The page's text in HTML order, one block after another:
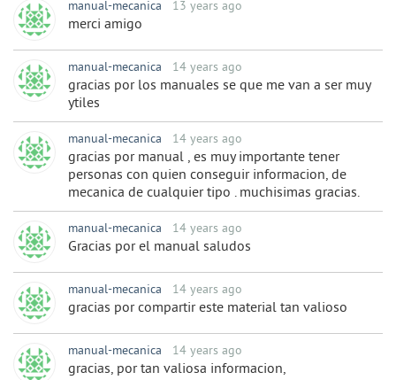
manual-mecanica 13 years ago
merci amigo
manual-mecanica 14 years ago
gracias por los manuales se que me van a ser muy
ytiles
manual-mecanica 14 years ago
gracias por manual , es muy importante tener
personas con quien conseguir informacion, de
mecanica de cualquier tipo . muchisimas gracias.
manual-mecanica 14 years ago
Gracias por el manual saludos
manual-mecanica 14 years ago
gracias por compartir este material tan valioso
manual-mecanica 14 years ago
gracias, por tan valiosa informacion,